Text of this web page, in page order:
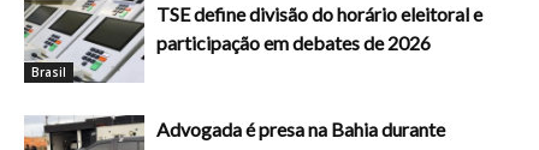
Brasil
TSE define divisão do horário eleitoral e
participação em debates de 2026
Advogada é presa na Bahia durante